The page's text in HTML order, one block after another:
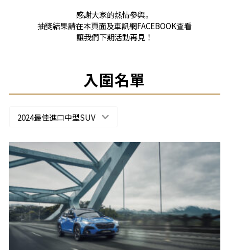
感謝大家的熱情參與。
抽獎結果請在本頁面及車訊網FACEBOOK查看
讓我們下期活動再見！
入圍名單
2024最佳進口中型SUV